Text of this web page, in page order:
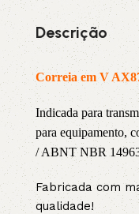
Descrição
Correia em V
Indicada para
para equipamento,
/ ABNT NBR
Fabricada com
qualidade!